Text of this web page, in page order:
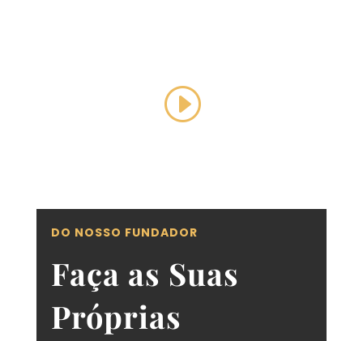
DO NOSSO FUNDADOR
Faça as Suas
Próprias